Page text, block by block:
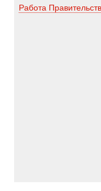
Работа